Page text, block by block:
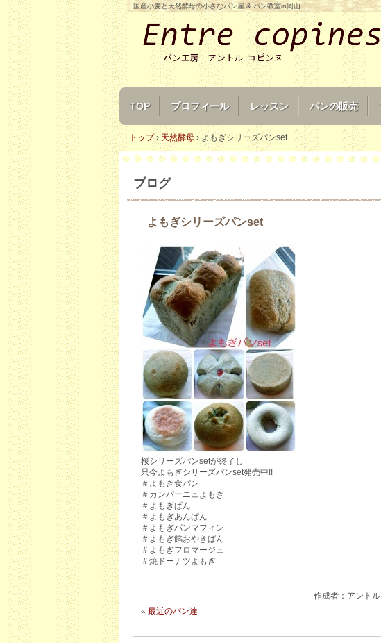
国産小麦と天然酵母の小さなパン屋 & パン教室in岡山
TOP プロフィール レッスン パンの販売
トップ›天然酵母 ›よもぎシリーズパンset
ブログ
よもぎシリーズパンset
桜シリーズパンsetが終了し
只今よもぎシリーズパンset発売中!!
＃よもぎ食パン
＃カンパーニュよもぎ
＃よもぎぱん
＃よもぎあんぱん
＃よもぎパンマフィン
＃よもぎ餡おやきぱん
＃よもぎフロマージュ
＃焼ドーナツよもぎ
作成者：アントル
«最近のパン達